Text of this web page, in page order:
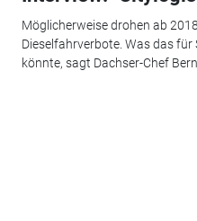
Möglicherweise drohen ab
Dieselfahrverbote. Was das
könnte, sagt Dachser-Chef